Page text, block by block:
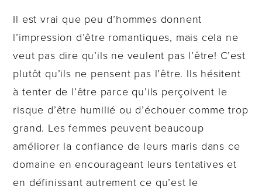
Il est vrai que peu d’hommes donnent
l’impression d’être romantiques, mais cela ne
veut pas dire qu’ils ne veulent pas l’être! C’est
plutôt qu’ils ne pensent pas l’être. Ils hésitent
à tenter de l’être parce qu’ils perçoivent le
risque d’être humilié ou d’échouer comme trop
grand. Les femmes peuvent beaucoup
améliorer la confiance de leurs maris dans ce
domaine en encourageant leurs tentatives et
en définissant autrement ce qu’est le